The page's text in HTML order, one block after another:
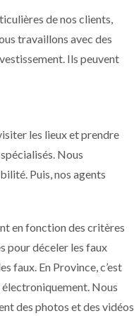
de nos clients,
travaillons avec des
Ils peuvent
les lieux et prendre
Nous
Puis, nos agents
en fonction des critères
pour déceler les faux
faux. En Province, c’est
électroniquement. Nous
des photos et des vidéos